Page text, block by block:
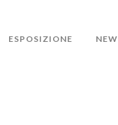
ESPOSIZIONE